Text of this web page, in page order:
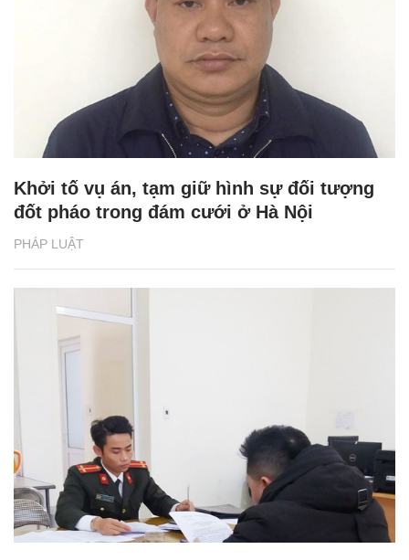
PHÁP LUẬT
Khởi tố vụ án, tạm giữ hình sự đối tượng
đốt pháo trong đám cưới ở Hà Nội